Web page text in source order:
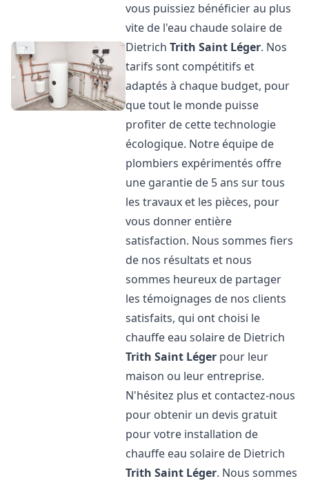
vous puissiez bénéficier au plus
vite de l'eau chaude solaire de
DietrichTrith Saint Léger. Nos
tarifs sont compétitifs et
adaptés à chaque budget, pour
que tout le monde puisse
profiter de cette technologie
écologique. Notre équipe de
plombiers expérimentés offre
une garantie de 5 ans sur tous
les travaux et les pièces, pour
vous donner entière
satisfaction. Nous sommes fiers
de nos résultats et nous
sommes heureux de partager
les témoignages de nos clients
satisfaits, qui ont choisi le
chauffe eau solaire de Dietrich
Trith Saint Léger pour leur
maison ou leur entreprise.
N'hésitez plus et contactez-nous
pour obtenir un devis gratuit
pour votre installation de
chauffe eau solaire de Dietrich
Trith Saint Léger. Nous sommes